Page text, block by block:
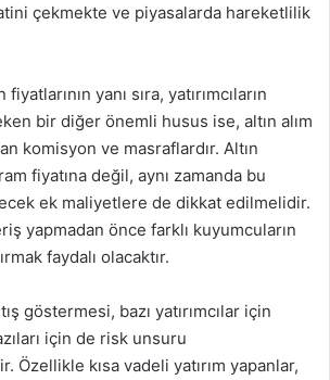
çekmekte ve piyasalarda hareketlilik
yanı sıra, yatırımcıların
bir diğer önemli husus ise, altın alım
komisyon ve masraflardır. Altın
fiyatına değil, aynı zamanda bu
ek maliyetlere de dikkat edilmelidir.
yapmadan önce farklı kuyumcuların
faydalı olacaktır.
göstermesi, bazı yatırımcılar için
için de risk unsuru
Özellikle kısa vadeli yatırım yapanlar,